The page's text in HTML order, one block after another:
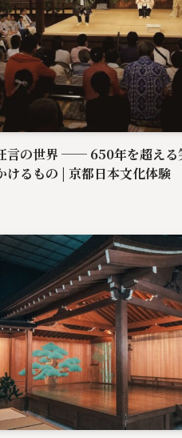
言の世界 ── 650年を超える
けるもの | 京都日本文化体験